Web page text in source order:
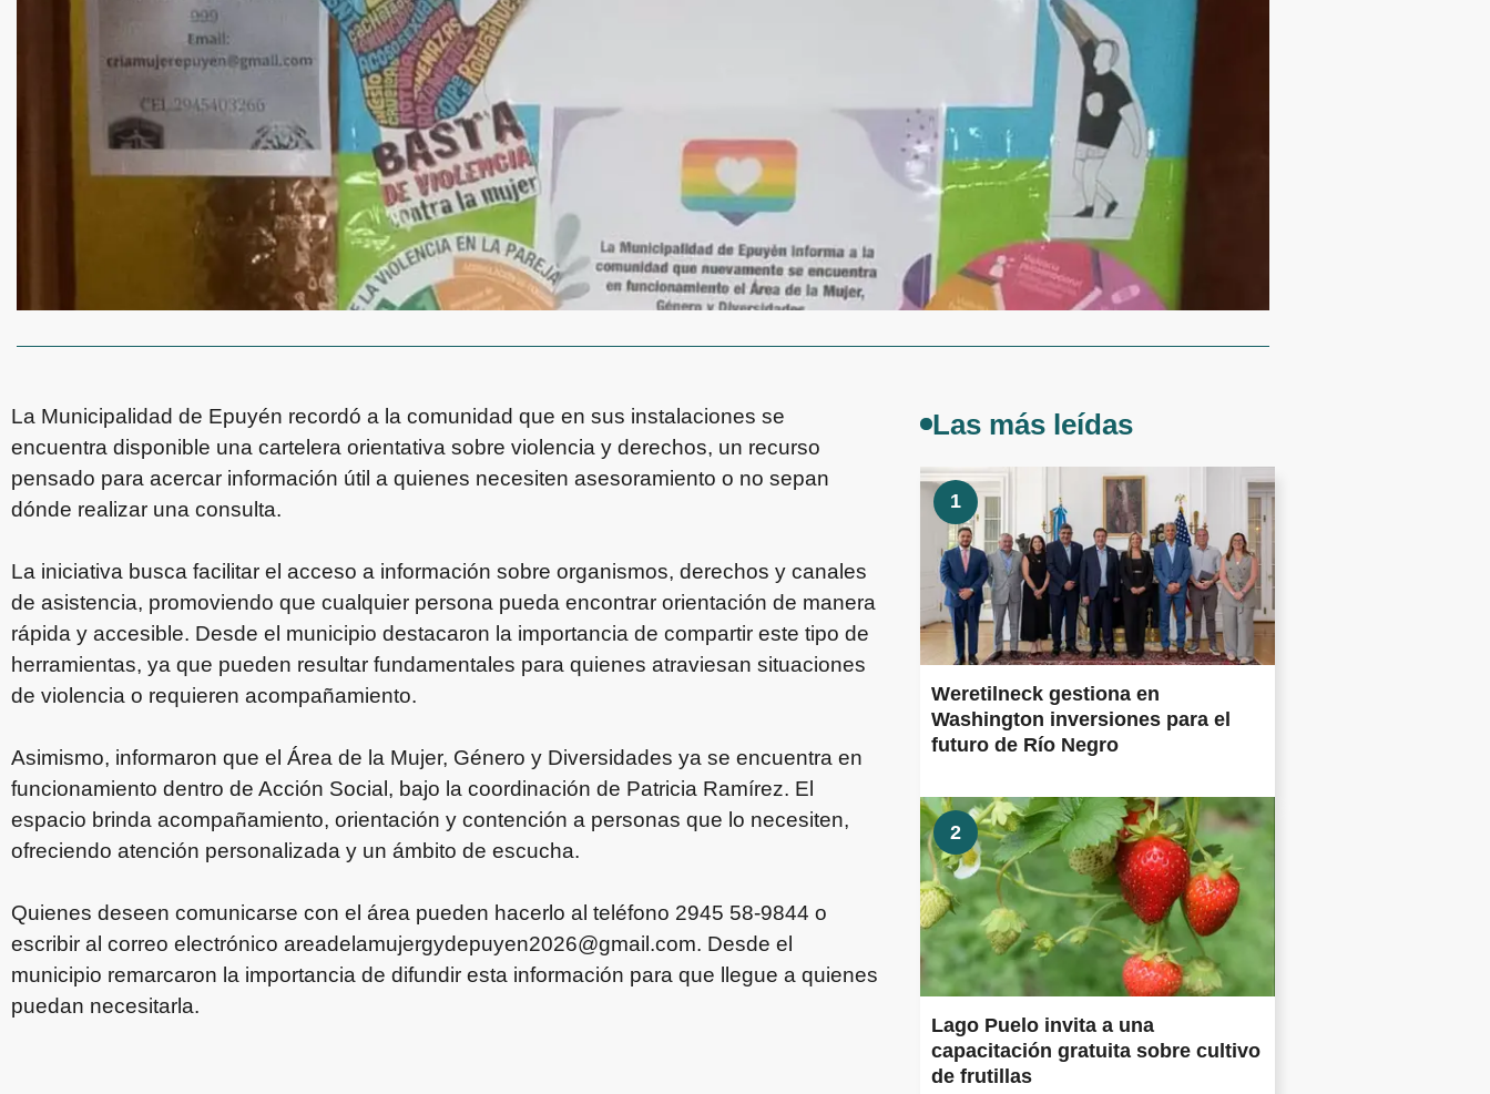
La Municipalidad de Epuyén recordó a la comunidad que en sus instalaciones se
encuentra disponible una cartelera orientativa sobre violencia y derechos, un recurso
pensado para acercar información útil a quienes necesiten asesoramiento o no sepan
dónde realizar una consulta.
La iniciativa busca facilitar el acceso a información sobre organismos, derechos y canales
de asistencia, promoviendo que cualquier persona pueda encontrar orientación de manera
rápida y accesible. Desde el municipio destacaron la importancia de compartir este tipo de
herramientas, ya que pueden resultar fundamentales para quienes atraviesan situaciones
de violencia o requieren acompañamiento.
Asimismo, informaron que el Área de la Mujer, Género y Diversidades ya se encuentra en
funcionamiento dentro de Acción Social, bajo la coordinación de Patricia Ramírez. El
espacio brinda acompañamiento, orientación y contención a personas que lo necesiten,
ofreciendo atención personalizada y un ámbito de escucha.
Quienes deseen comunicarse con el área pueden hacerlo al teléfono 2945 58-9844 o
escribir al correo electrónico areadelamujergydepuyen2026@gmail.com. Desde el
municipio remarcaron la importancia de difundir esta información para que llegue a quienes
puedan necesitarla.
Las más leídas
1
Weretilneck gestiona en
Washington inversiones para el
futuro de Río Negro
2
Lago Puelo invita a una
capacitación gratuita sobre cultivo
de frutillas